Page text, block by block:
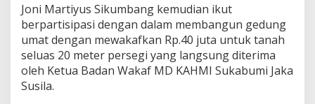
Joni Martiyus Sikumbang kemudian ikut
berpartisipasi dengan dalam membangun gedung
umat dengan mewakafkan Rp.40 juta untuk tanah
seluas 20 meter persegi yang langsung diterima
oleh Ketua Badan Wakaf MD KAHMI Sukabumi Jaka
Susila.